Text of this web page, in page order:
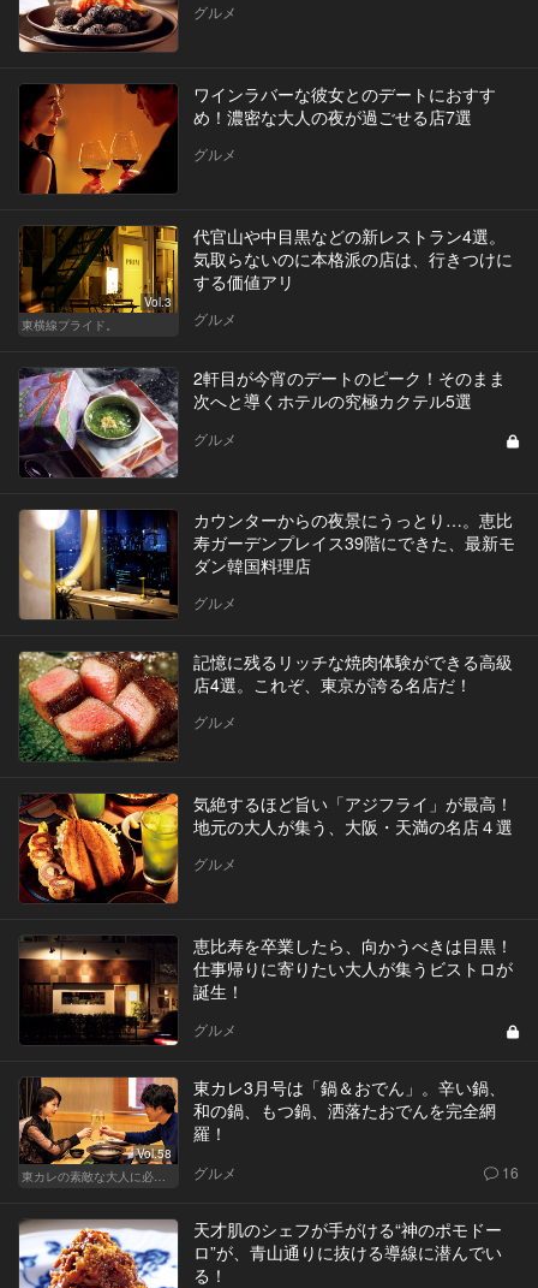
グルメ
ワインラバーな彼女とのデートにおすす
め！濃密な大人の夜が過ごせる店7選
グルメ
Vol.3
東横線プライド。
代官山や中目黒などの新レストラン4選。
気取らないのに本格派の店は、行きつけに
する価値アリ
グルメ
2軒目が今宵のデートのピーク！そのまま
次へと導くホテルの究極カクテル5選
グルメ
カウンターからの夜景にうっとり…。恵比
寿ガーデンプレイス39階にできた、最新モ
ダン韓国料理店
グルメ
記憶に残るリッチな焼肉体験ができる高級
店4選。これぞ、東京が誇る名店だ！
グルメ
気絶するほど旨い「アジフライ」が最高！
地元の大人が集う、大阪・天満の名店４選
グルメ
恵比寿を卒業したら、向かうべきは目黒！
仕事帰りに寄りたい大人が集うビストロが
誕生！
グルメ
Vol.58
東カレの素敵な大人に必要なこと
東カレ3月号は「鍋＆おでん」。辛い鍋、
和の鍋、もつ鍋、洒落たおでんを完全網
羅！
グルメ 16
天才肌のシェフが手がける“神のポモドー
ロ”が、青山通りに抜ける導線に潜んでい
る！